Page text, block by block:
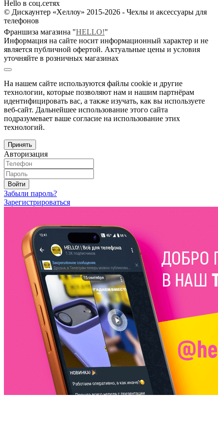
Hello в соц.сетях
© Дискаунтер «Хеллоу» 2015-2026 - Чехлы и аксессуары для
телефонов
Франшиза магазина "HELLO!"
Информация на сайте носит информационный характер и не
является публичной офертой. Актуальные цены и условия
уточняйте в розничных магазинах
На нашем сайте используются файлы cookie и другие
технологии, которые позволяют нам и нашим партнёрам
идентифицировать вас, а также изучать, как вы используете
веб-сайт. Дальнейшее использование этого сайта
подразумевает ваше согласие на использование этих
технологий.
Принять
Авторизация
Войти
Забыли пароль?
Зарегистрироваться